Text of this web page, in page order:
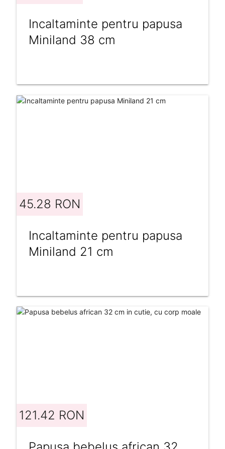
Incaltaminte pentru papusa
Miniland 38 cm
45.28 RON
Incaltaminte pentru papusa
Miniland 21 cm
121.42 RON